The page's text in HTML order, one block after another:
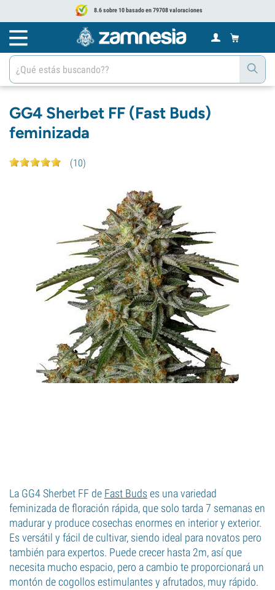
8.6 sobre 10 basado en 79708 valoraciones
GG4 Sherbet FF (Fast Buds)
feminizada
(10)
La GG4 Sherbet FF de Fast Buds es una variedad
feminizada de floración rápida, que solo tarda 7 semanas en
madurar y produce cosechas enormes en interior y exterior.
Es versátil y fácil de cultivar, siendo ideal para novatos pero
también para expertos. Puede crecer hasta 2m, así que
necesita mucho espacio, pero a cambio te proporcionará un
montón de cogollos estimulantes y afrutados, muy rápido.